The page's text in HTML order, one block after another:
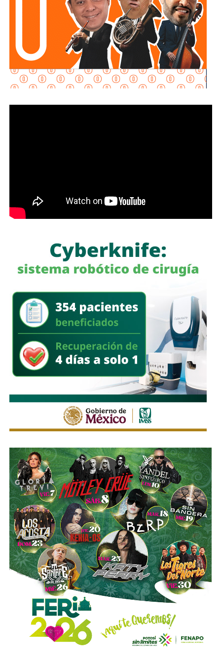
Martínez Acosta señaló quela dependencia mantiene
disposición para que Uber complete el procedimiento
y pueda operar conforme a la ley, por lo que descartó que
exista una postura de persecución hacia la empresa.
“No es un tema de persecución ni de cacería. Al contrario,
buscamos que ellos mismos nos ayuden a que la
a quienes se les ha explicado el proceso de
regularización.
deja a los propios conductores en una situación de
vulnerabilidad,al no contar con las condiciones legales
previstas por la normativa estatal.
“Es la empresa la que no cumple con lo que las leyes
locales establecen y eso deja a los operadores en estado
de indefensión”, señaló.
Respecto a la llegada de nuevas plataformas digitales al
estado, Martínez Acosta consideró que la
competencia representa una oportunidad para
mejorar la calidad del servicio de transporte.
“Hoy el gremio del taxismo entiende que la competencia
es buena. Ellos estarán tratando de mejorar y brindar un
mejor servicio, mientras que la ciudadanía podrá elegir la
opción que considere más conveniente”, comentó.
La titular de la SCT reiteró que, mientras Uber no complete
el procedimiento administrativo y cumpla con las
obligaciones previstas en la ley, la plataforma no podrá
prestar el servicio de transporte en San Luis Potosí.
También lee:Ya es oficial: MiTaxi será la plataforma oficial
de transporte de la Fenapo 2026